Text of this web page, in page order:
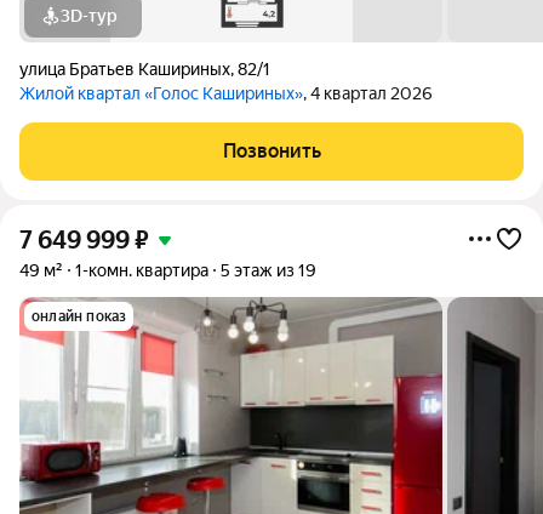
3D-тур
улица Братьев Кашириных,82/1
Жилой квартал «Голос Кашириных», 4 квартал 2026
Позвонить
7 649 999₽
49 м² 1-комн. квартира 5 этаж из 19
онлайн показ